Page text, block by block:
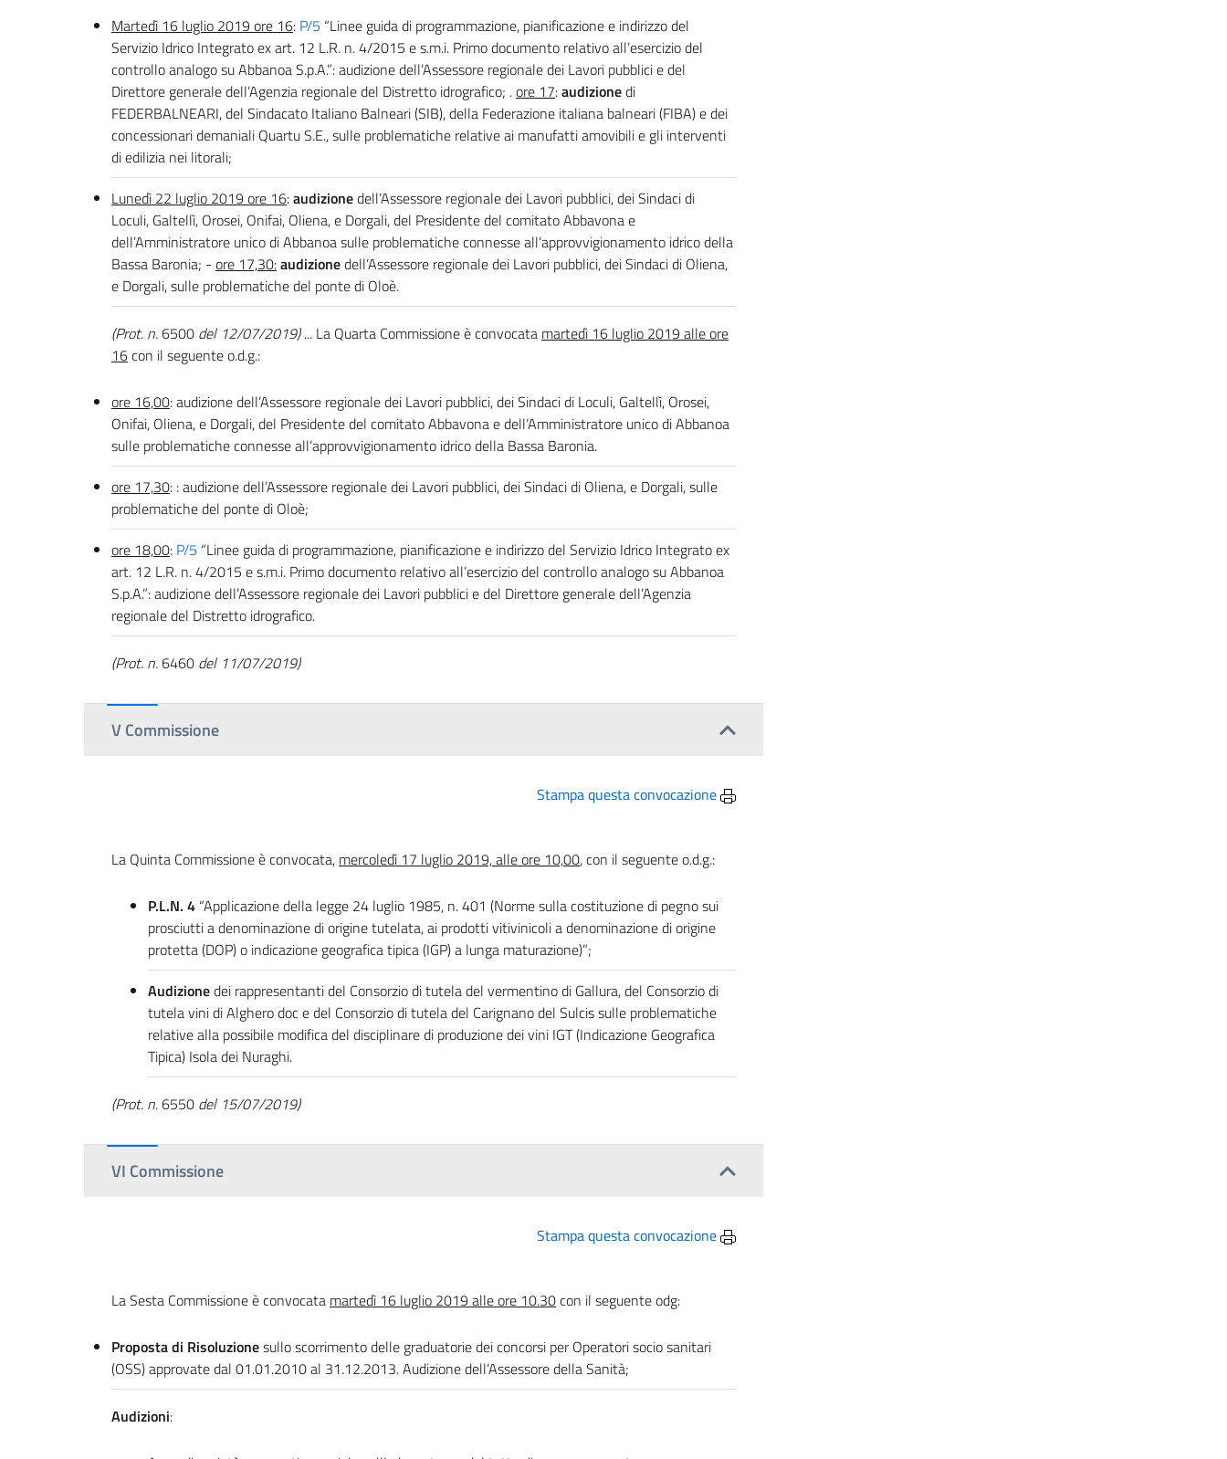
Martedì 16 luglio 2019 ore 16: P/5 “Linee guida di programmazione, pianificazione e indirizzo del
Servizio Idrico Integrato ex art. 12 L.R. n. 4/2015 e s.m.i. Primo documento relativo all’esercizio del
controllo analogo su Abbanoa S.p.A.”: audizione dell’Assessore regionale dei Lavori pubblici e del
Direttore generale dell’Agenzia regionale del Distretto idrografico; .ore 17:audizionedi
FEDERBALNEARI, del Sindacato Italiano Balneari (SIB), della Federazione italiana balneari (FIBA) e dei
concessionari demaniali Quartu S.E., sulle problematiche relative ai manufatti amovibili e gli interventi
di edilizia nei litorali;
Lunedì 22 luglio 2019 ore 16:audizionedell’Assessore regionale dei Lavori pubblici, dei Sindaci di
Loculi, Galtellì, Orosei, Onifai, Oliena, e Dorgali, del Presidente del comitato Abbavona e
dell’Amministratore unico di Abbanoa sulle problematiche connesse all’approvvigionamento idrico della
Bassa Baronia; - ore 17,30:audizionedell’Assessore regionale dei Lavori pubblici, dei Sindaci di Oliena,
e Dorgali, sulle problematiche del ponte di Oloè.
(Prot. n.6500 del 12/07/2019)... La Quarta Commissione è convocata martedì 16 luglio 2019 alle ore
16con il seguente o.d.g.:
ore 16,00: audizione dell’Assessore regionale dei Lavori pubblici, dei Sindaci di Loculi, Galtellì, Orosei,
Onifai, Oliena, e Dorgali, del Presidente del comitato Abbavona e dell’Amministratore unico di Abbanoa
sulle problematiche connesse all’approvvigionamento idrico della Bassa Baronia.
ore 17,30: : audizione dell’Assessore regionale dei Lavori pubblici, dei Sindaci di Oliena, e Dorgali, sulle
problematiche del ponte di Oloè;
ore 18,00: P/5 “Linee guida di programmazione, pianificazione e indirizzo del Servizio Idrico Integrato ex
art. 12 L.R. n. 4/2015 e s.m.i. Primo documento relativo all’esercizio del controllo analogo su Abbanoa
S.p.A.”: audizione dell’Assessore regionale dei Lavori pubblici e del Direttore generale dell’Agenzia
regionale del Distretto idrografico.
(Prot. n.6460 del 11/07/2019)
V Commissione
Stampa questa convocazione
La Quinta Commissione è convocata, mercoledì 17 luglio 2019, alle ore 10,00, con il seguente o.d.g.:
P.L.N. 4 “Applicazione della legge 24 luglio 1985, n. 401 (Norme sulla costituzione di pegno sui
prosciutti a denominazione di origine tutelata, ai prodotti vitivinicoli a denominazione di origine
protetta (DOP) o indicazione geografica tipica (IGP) a lunga maturazione)”;
Audizionedei rappresentanti del Consorzio di tutela del vermentino di Gallura, del Consorzio di
tutela vini di Alghero doc e del Consorzio di tutela del Carignano del Sulcis sulle problematiche
relative alla possibile modifica del disciplinare di produzione dei vini IGT (Indicazione Geografica
Tipica) Isola dei Nuraghi.
(Prot. n.6550 del 15/07/2019)
VI Commissione
Stampa questa convocazione
La Sesta Commissione è convocata martedì 16 luglio 2019 alle ore 10.30con il seguente odg:
Proposta di Risoluzionesullo scorrimento delle graduatorie dei concorsi per Operatori socio sanitari
(OSS) approvate dal 01.01.2010 al 31.12.2013. Audizione dell’Assessore della Sanità;
Audizioni: